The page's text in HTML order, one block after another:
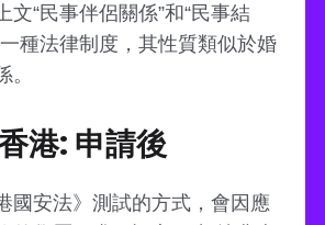
文“民事伴侶關係”和“民事結
種法律制度，其性質類似於婚
港: 申請後
國安法》測試的方式，會因應